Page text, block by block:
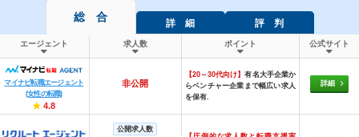
総 合 詳 細 評 判
エージェント 求人数 ポイント 公式サイト
マイナビ転職エージェント
(女性の転職)
★ 4.8
非公開
【20～30代向け】有名大手企業か
らベンチャー企業まで幅広い求人
を保有.
詳細
公開求人数